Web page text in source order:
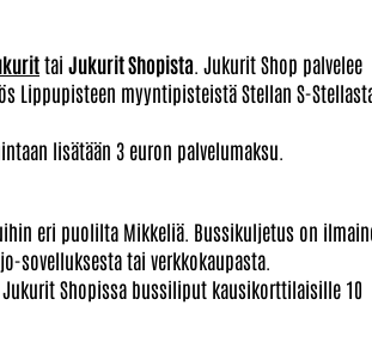
tai Jukurit Shopista . Jukurit Shop palvelee
Lippupisteen myyntipisteistä Stellan S-
lisätään 3 euron palvelumaksu.
eri puolilta Mikkeliä. Bussikuljetus on
sovelluksesta tai verkkokaupasta.
Shopissa bussiliput kausikorttilaisille 10